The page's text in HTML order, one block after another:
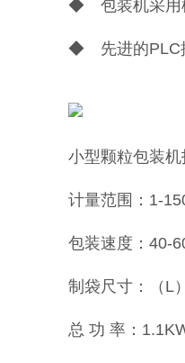
◆ 包装机采用
◆ 先进的PLC
小型颗粒包装
计量范围：1-
包装速度：40-
制袋尺寸：（L
总 功 率：